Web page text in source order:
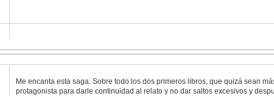
Me encanta esta saga. Sobre todo los dos primeros libros, que quizá sean
protagonista para darle continuidad al relato y no dar saltos excesivos y